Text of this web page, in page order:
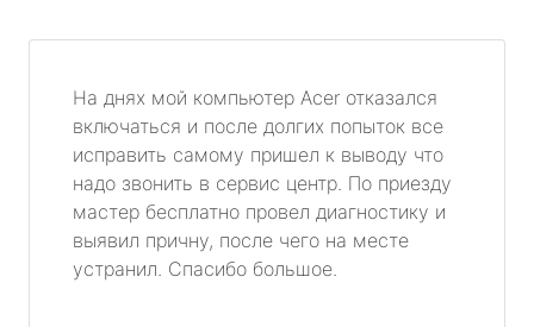
На днях мой компьютер Acer отказался
включаться и после долгих попыток все
исправить самому пришел к выводу что
надо звонить в сервис центр. По приезду
мастер бесплатно провел диагностику и
выявил причну, после чего на месте
устранил. Спасибо большое.